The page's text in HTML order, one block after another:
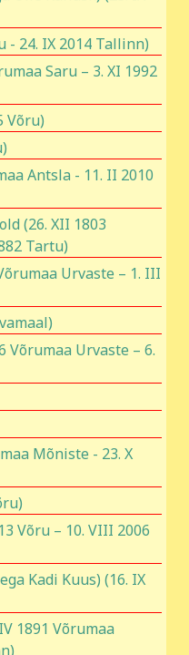
- 24. IX 2014 Tallinn)
Saru – 3. XI 1992
Võru)
Antsla - 11. II 2010
(26. XII 1803
Tartu)
Urvaste – 1. III
Võrumaa Urvaste – 6.
Mõniste - 23. X
Võru – 10. VIII 2006
Kadi Kuus) (16. IX
1891 Võrumaa